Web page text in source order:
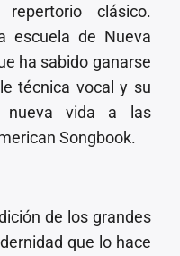
clásico.
escuela de Nueva
ha sabido ganarse
técnica vocal y su
nueva vida a las
Songbook.
de los grandes
que lo hace